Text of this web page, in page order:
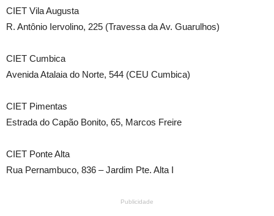
CIET Vila Augusta
R. Antônio Iervolino, 225 (Travessa da Av. Guarulhos)
CIET Cumbica
Avenida Atalaia do Norte, 544 (CEU Cumbica)
CIET Pimentas
Estrada do Capão Bonito, 65, Marcos Freire
CIET Ponte Alta
Rua Pernambuco, 836 – Jardim Pte. Alta I
Publicidade